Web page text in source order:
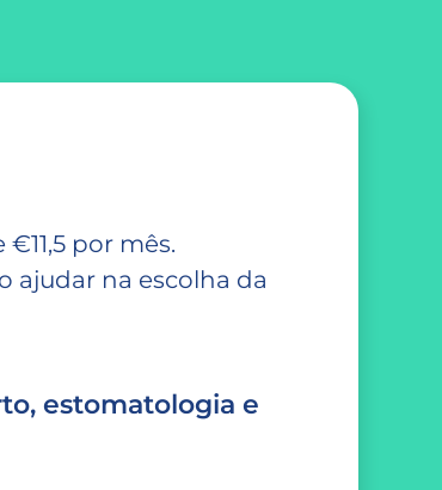
por mês.
ajudar na escolha da
estomatologia e